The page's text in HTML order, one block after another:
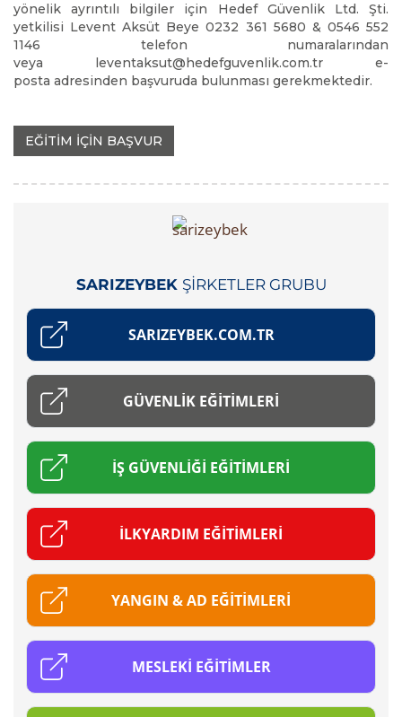
yönelik ayrıntılı bilgiler için Hedef Güvenlik Ltd. Şti.
yetkilisi Levent Aksüt Beye 0232 361 5680 & 0546 552
1146 telefon numaralarından
veya leventaksut@hedefguvenlik.com.tr e-
posta adresinden başvuruda bulunması gerekmektedir.
EĞİTİM İÇİN BAŞVUR